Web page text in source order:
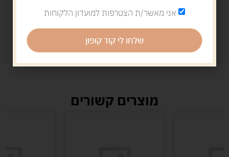
מוצרים קשורים
אני מאשר/ת הצטרפות למועדון הלקוחות
שלחו לי קוד קופון